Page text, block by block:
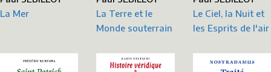
La Mer
La Terre et le
Monde souterrain
Le Ciel, la Nuit et
les Esprits de l'air